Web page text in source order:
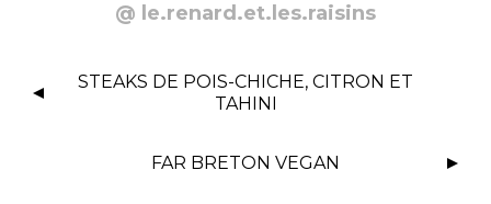
@ le.renard.et.les.raisins
A
STEAKS DE POIS-CHICHE, CITRON ET
TAHINI
FAR BRETON VEGAN